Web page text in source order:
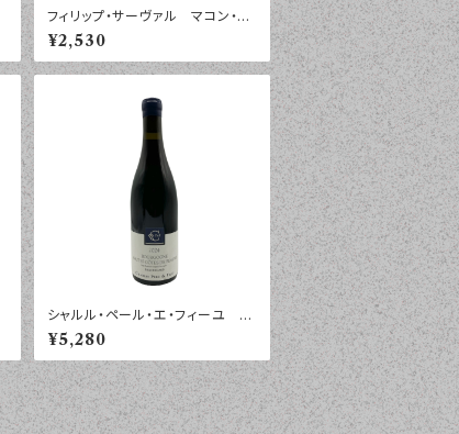
フィリップ・サーヴァル マコン・ヴ
ィラージュ ２０２４年 ７５０ｍｌ
¥2,530
シャルル・ペール・エ・フィーユ ブ
ルゴーニュ オート・コート・ド・ボ
ーヌ ルージュ ボールガール
２０２４年 ７５０ｍｌ
¥5,280